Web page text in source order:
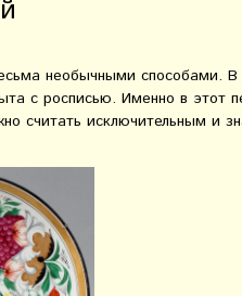
необычными способами. В
с росписью. Именно в этот
считать исключительным и